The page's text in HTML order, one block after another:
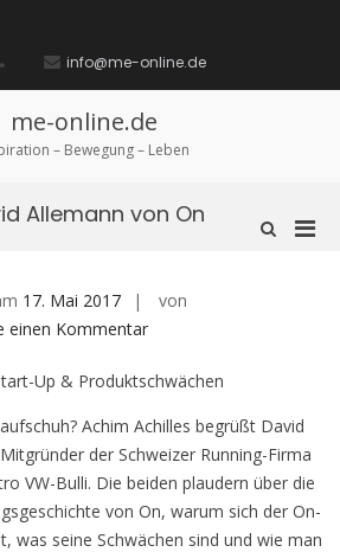
biete
/
Ich
suche
diese
Seite
info@me-online.de
me-online.de
– Bewegung – Leben
Such-
Allemann von On
17. Mai 2017
von
einen Kommentarauf
mit
Allemann
Up & Produktschwächen
Achim Achilles begrüßt David
der Schweizer Running-Firma
VW-Bulli. Die beiden plaudern über die
von On, warum sich der On-
was seine Schwächen sind und wie man